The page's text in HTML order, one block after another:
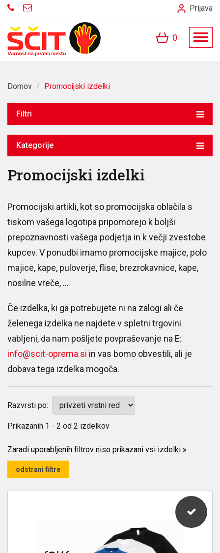
Prijava
0
Domov / Promocijski izdelki
Filtri
Kategorije
Promocijski izdelki
Promocijski artikli, kot so promocijska oblačila s
tiskom vašega logotipa pripomorejo k boljši
prepoznavnosti vašega podjetja in k večji zvestobe
kupcev. V ponudbi imamo promocijske majice, polo
majice, kape, puloverje, flise, brezrokavnice, kape,
nosilne vreče, ...
Če izdelka, ki ga potrebujete ni na zalogi ali če
želenega izdelka ne najdete v spletni trgovini
vabljeni, da nam pošljete povpraševanje na E:
info@scit-oprema.si in vas bomo obvestili, ali je
dobava tega izdelka mogoča.
Razvrsti po:
Prikazanih 1 - 2 od 2 izdelkov
Zaradi uporabljenih filtrov niso prikazani vsi izdelki »
odstrani filtre